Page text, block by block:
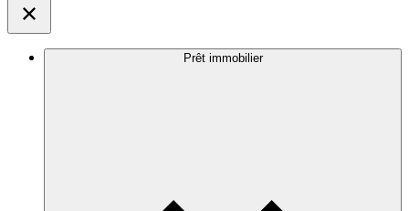
Prêt immobilier